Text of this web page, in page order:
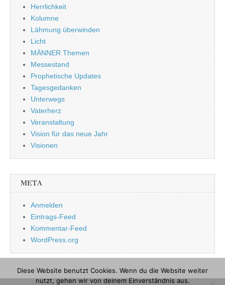
Herrlichkeit
Kolumne
Lähmung überwinden
Licht
MÄNNER Themen
Messestand
Prophetische Updates
Tagesgedanken
Unterwegs
Vaterherz
Veranstaltung
Vision für das neue Jahr
Visionen
META
Anmelden
Eintrags-Feed
Kommentar-Feed
WordPress.org
Diese Website benutzt Cookies. Wenn du die Website weiter
nutzt, gehen wir von deinem Einverständnis aus.